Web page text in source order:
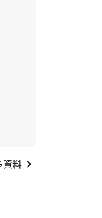
資料